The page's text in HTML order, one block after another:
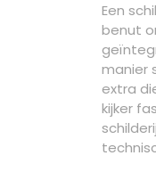
Een
benut
manier
extra
kijker